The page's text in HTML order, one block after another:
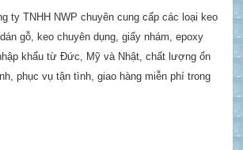
ty TNHH NWP chuyên cung cấp các loại keo
gỗ, keo chuyên dụng, giấy nhám, epoxy
khẩu từ Đức, Mỹ và Nhật, chất lượng ổn
phục vụ tận tình, giao hàng miễn phí trong